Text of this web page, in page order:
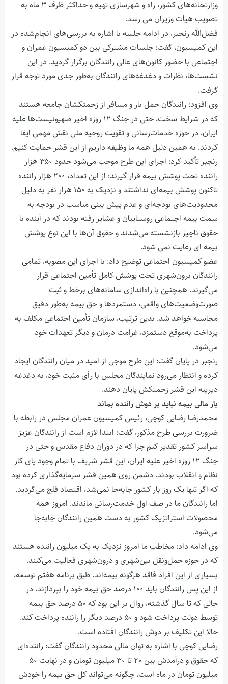
وزارتخانه‌های کشور، راه و شهرسازی تهیه و حداکثر ظرف ۳ ماه به
تصویب هیأت وزیران می رسد.
فضل‌الله رنجبر، در ادامه جلسه با اشاره به بررسی‌های انجام‌شده در
این کمیسیون، گفت: جلسات مشترکی بین دو کمیسیون عمران و
اجتماعی با حضور کانون‌های عالی رانندگان برگزار گردید. در این
نشست‌ها، نظرات و دغدغه‌های رانندگان به‌طور جدی مورد توجه قرار
گرفت.
وی افزود: رانندگان حمل بار و مسافر از زحمتکشان جامعه هستند
که در شرایط سخت، حتی در جنگ ۱۲ روزه اخیر صهیونیست‌ها علیه
ایران، در حوزه خدمات‌رسانی و تقویت روحیه ملی نقش مهمی ایفا
کردند. به همین دلیل همه ما وظیفه داریم از این قشر حمایت کنیم.
رنجبر تأکید کرد: اجرای این طرح موجب می‌شود حدود ۳۵۰ هزار
راننده تحت پوشش بیمه قرار گیرند؛ از این تعداد، ۲۰۰ هزار راننده
تاکنون پوشش بیمه‌ای نداشتند و نزدیک به ۱۵۰ هزار نفر به دلیل
محدودیت‌های بودجه‌ای و عدم پیش بینی مناسب در بودجه به
سمت بیمه اجتماعی روستاییان و عشایر رفته بودند که در آینده با
حقوق ناچیز بازنشسته می‌شدند و حقوق آن‌ها با این نوع پوشش
بیمه ای رعایت نمی شود.
عضو کمیسیون اجتماعی توضیح داد: با اجرای این مصوبه، تمامی
رانندگان برون‌شهری تحت پوشش کامل تأمین اجتماعی قرار
می‌گیرند. همچنین با راه‌اندازی سامانه‌های برخط و ثبت
صورت‌وضعیت‌های واقعی، دستمزدها و حق بیمه به‌طور دقیق
محاسبه خواهد شد. بدین ترتیب، سازمان تأمین اجتماعی مکلف به
پرداخت به‌موقع دستمزد، غرامت درمان و دیگر تعهدات خود
می‌شود.
رنجبر در پایان گفت: این طرح موجی از امید در میان رانندگان ایجاد
کرده و انتظار می‌رود نمایندگان مجلس با رأی مثبت خود، به دغدغه
دیرینه این قشر زحمتکش پایان دهند.
بار مالی بیمه نباید بر دوش راننده بماند
محمدرضا رضایی کوچی، رئیس کمیسیون عمران مجلس در رابطه با
ضرورت بررسی طرح مذکور، گفت: ابتدا لازم است از رانندگان عزیز
سراسر کشور تقدیر کنم چرا که در دوران دفاع مقدس و حتی در
جنگ ۱۲ روزه اخیر علیه ایران، این قشر شریف با تمام وجود پای کار
نظام و انقلاب بودند. دشمن روی همین قشر سرمایه‌گذاری کرده بود
که اگر تنها یک روز بار کشور جابه‌جا نمی‌شد، اقتصاد فلج می‌گردید.
اما رانندگان ما در صف اول خدمت‌رسانی ماندند. امروز همه
محصولات استراتژیک کشور به دست همین رانندگان جابه‌جا
می‌شود.
وی ادامه داد: مخاطب ما امروز نزدیک به یک میلیون راننده هستند
که در حوزه حمل‌ونقل بین‌شهری و درون‌شهری فعالیت می‌کنند.
بسیاری از این افراد فاقد هرگونه بیمه‌اند. طبق برنامه هفتم توسعه،
از این پس رانندگان باید ۱۰۰ درصد حق بیمه خود را بپردازند. در
حالی که تا سال گذشته، روال بر این بود که ۵۰ درصد حق بیمه
توسط دولت پرداخت شود و ۵۰ درصد دیگر را راننده پرداخت کند.
حالا این تکلیف بر دوش رانندگان افتاده است.
رضایی کوچی با اشاره به توان مالی محدود رانندگان گفت: راننده‌ای
که حقوق و درآمدش بین ۲۰ تا ۳۰ میلیون تومان و در نهایت ۵۰
میلیون تومان در ماه است، چگونه می‌تواند کل حق بیمه را خودش